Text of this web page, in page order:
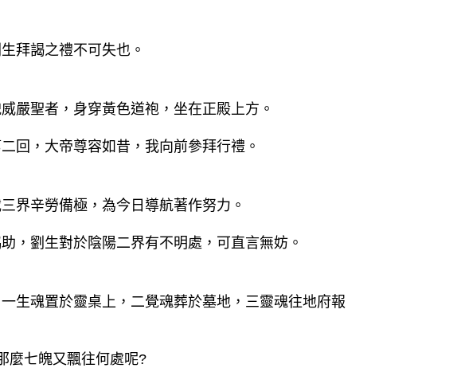
拜謁之禮不可失也。
嚴聖者，身穿黃色道袍，坐在正殿上方。
回，大帝尊容如昔，我向前參拜行禮。
界辛勞備極，為今日導航著作努力。
，劉生對於陰陽二界有不明處，可直言無妨。
生魂置於靈桌上，二覺魂葬於墓地，三靈魂往地府報
麼七魄又飄往何處呢?